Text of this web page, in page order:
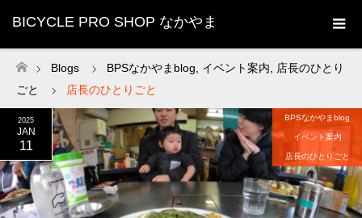
BICYCLE PRO SHOP なかやま
ホーム
Blogs BPSなかやまblog イベント案内
店長のひとり
ごと
店長のひとりごと
2025
JAN
11
BPSなかやまblog
イベント案内
店長のひとりごと